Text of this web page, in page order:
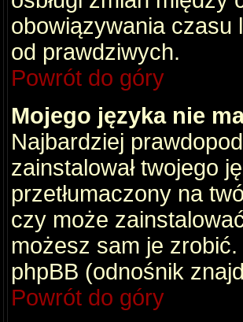
obowiązywania czasu
od prawdziwych.
Powrót do góry
Mojego języka nie
Najbardziej
zainstalował twojego
przetłumaczony na
czy może
możesz sam je
phpBB (odnośnik
Powrót do góry